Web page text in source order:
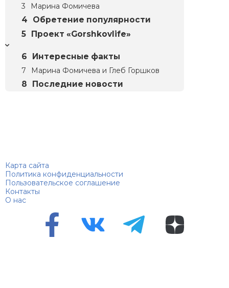
Марина Фомичева
Обретение популярности
Проект «Gorshkovlife»
Интересные факты
Марина Фомичева и Глеб Горшков
Последние новости
Карта сайта
Политика конфиденциальности
Пользовательское соглашение
Контакты
О нас